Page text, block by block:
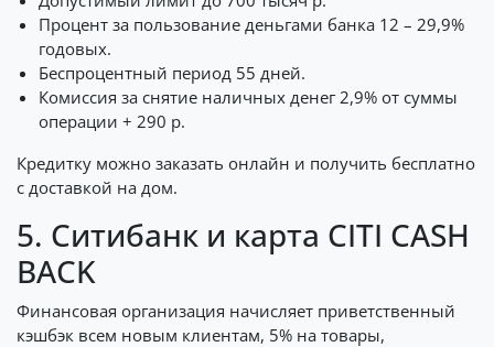
Процент за пользование деньгами банка 12 – 29,9%
годовых.
Беспроцентный период 55 дней.
Комиссия за снятие наличных денег 2,9% от суммы
операции + 290 р.
Кредитку можно заказать онлайн и получить бесплатно
с доставкой на дом.
5. Ситибанк и карта CITI CASH
BACK
Финансовая организация начисляет приветственный
кэшбэк всем новым клиентам, 5% на товары,